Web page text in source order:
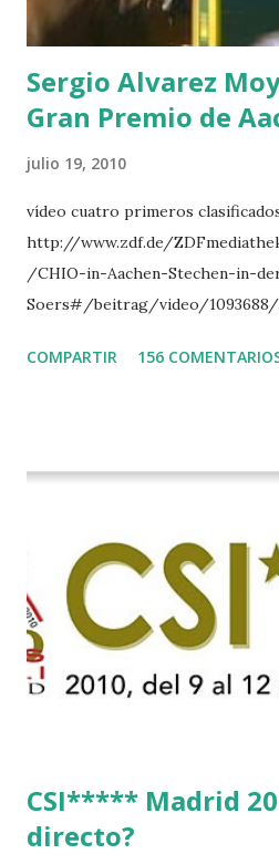
DI CAMPALTO -SHARBATLY
del Gran Premio en su vuelta de
Sergio Alvarez
Gran Premio de
julio 19, 2010
vídeo cuatro primeros
http://www.zdf.de/
/CHIO-in-Aachen-Stechen-in-
Soers#/beitrag/video/1093688/
COMPARTIR 156
CSI***** Madrid
directo?